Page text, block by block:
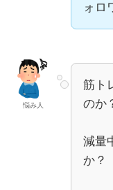
ォロ
悩み人
筋ト
のか
減量
か？